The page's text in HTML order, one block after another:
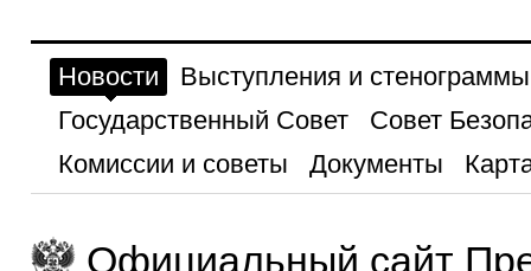
Новости
Выступления и стенограммы
Государственный Совет
Совет
Комиссии и советы
Документы
Официальный сайт